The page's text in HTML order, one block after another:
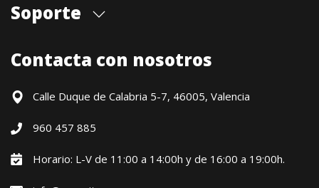
Cita previa tienda
Contacto
Soporte
Formas de pago
Devoluciones / Garantía
Política precio mínimo garantizado
Financiación CETELEM
Contacta con nosotros
Calle Duque de Calabria 5-7, 46005, Valencia
960 457 885
Horario: L-V de 11:00 a 14:00h y de 16:00 a 19:00h.